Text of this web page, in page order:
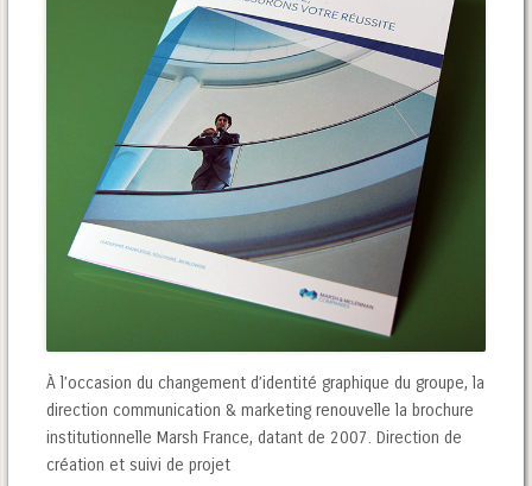
À l’occasion du changement d’identité graphique du groupe, la
direction communication & marketing renouvelle la brochure
institutionnelle Marsh France, datant de 2007. Direction de
création et suivi de projet